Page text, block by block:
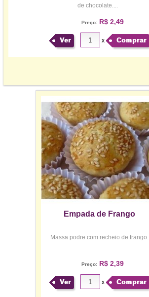
de chocolate....
Preço:R$ 2,49
Ver x Comprar
Empada de Frango
Massa podre com recheio de frango.
Preço:R$ 2,39
Ver x Comprar